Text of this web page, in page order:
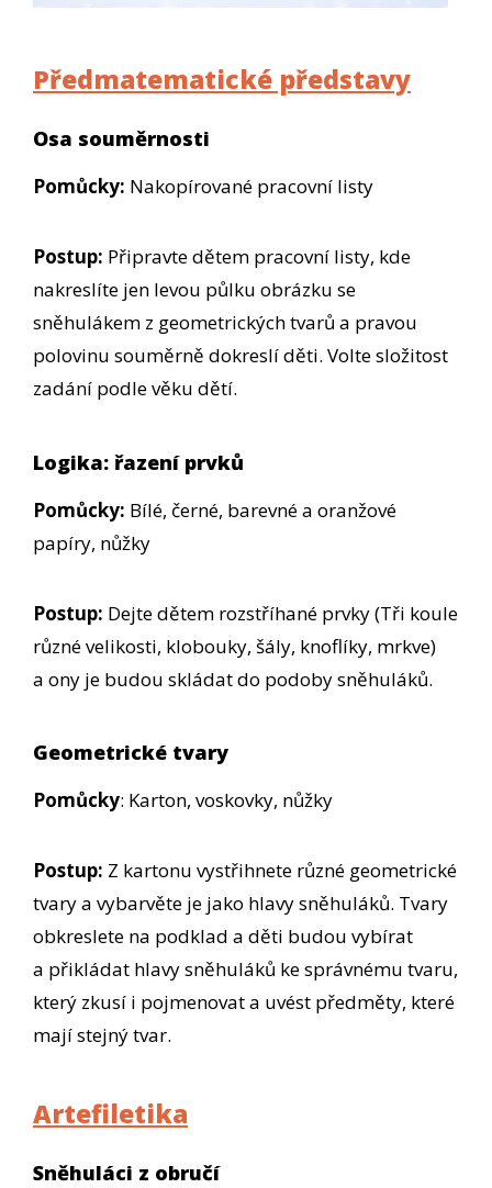
Předmatematické představy
Osa souměrnosti
Pomůcky: Nakopírované pracovní listy
Postup: Připravte dětem pracovní listy, kde
nakreslíte jen levou půlku obrázku se
sněhulákem z geometrických tvarů a pravou
polovinu souměrně dokreslí děti. Volte složitost
zadání podle věku dětí.
Logika: řazení prvků
Pomůcky: Bílé, černé, barevné a oranžové
papíry, nůžky
Postup: Dejte dětem rozstříhané prvky (Tři koule
různé velikosti, klobouky, šály, knoflíky, mrkve)
a ony je budou skládat do podoby sněhuláků.
Geometrické tvary
Pomůcky: Karton, voskovky, nůžky
Postup: Z kartonu vystřihnete různé geometrické
tvary a vybarvěte je jako hlavy sněhuláků. Tvary
obkreslete na podklad a děti budou vybírat
a přikládat hlavy sněhuláků ke správnému tvaru,
který zkusí i pojmenovat a uvést předměty, které
mají stejný tvar.
Artefiletika
Sněhuláci z obručí